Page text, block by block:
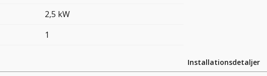
2,5 kW
1
Installationsdetaljer